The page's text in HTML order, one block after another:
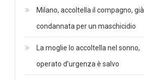
Milano, accoltella il compagno, già
condannata per un maschicidio
La moglie lo accoltella nel sonno,
operato d’urgenza è salvo